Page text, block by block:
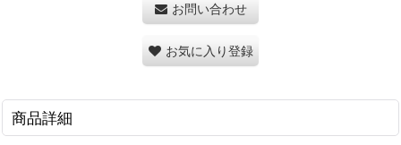
お問い合わせ
お気に入り登録
商品詳細